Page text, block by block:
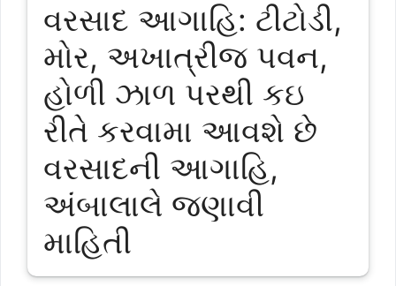
વરસાદ આગાહિ: ટીટોડી,
મોર, અખાત્રીજ પવન,
હોળી ઝાળ પરથી કઇ
રીતે કરવામા આવશે છે
વરસાદની આગાહિ,
અંબાલાલે જણાવી
માહિતી